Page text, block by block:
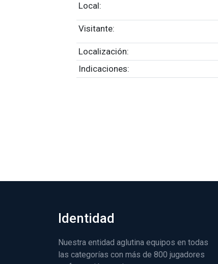
Local:
Visitante:
Localización:
Indicaciones:
Identidad
Nuestra entidad aglutina equipos en todas
las categorías con más de 800 jugadores